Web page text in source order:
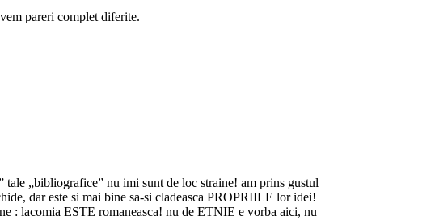
pareri complet diferite.
tale „bibliografice” nu imi sunt de loc straine! am prins gustul
dar este si mai bine sa-si cladeasca PROPRIILE lor idei!
: lacomia ESTE romaneasca! nu de ETNIE e vorba aici, nu